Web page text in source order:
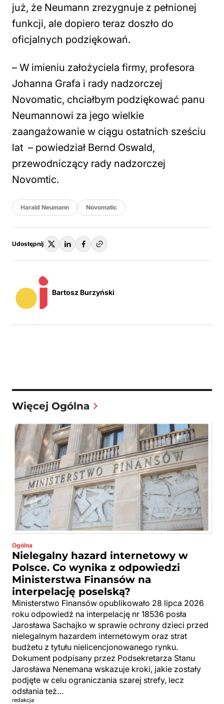
już, że Neumann zrezygnuje z pełnionej
funkcji, ale dopiero teraz doszło do
oficjalnych podziękowań.
– W imieniu założyciela firmy, profesora
Johanna Grafa i rady nadzorczej
Novomatic, chciałbym podziękować panu
Neumannowi za jego wielkie
zaangażowanie w ciągu ostatnich sześciu
lat – powiedział Bernd Oswald,
przewodniczący rady nadzorczej
Novomtic.
Harald Neumann Novomatic
Udostępnij
Bartosz Burzyński
Więcej Ogólna
Ogólna
Nielegalny hazard internetowy w
Polsce. Co wynika z odpowiedzi
Ministerstwa Finansów na
interpelację poselską?
Ministerstwo Finansów opublikowało 28 lipca 2026
roku odpowiedź na interpelację nr 18536 posła
Jarosława Sachajko w sprawie ochrony dzieci przed
nielegalnym hazardem internetowym oraz strat
budżetu z tytułu nielicencjonowanego rynku.
Dokument podpisany przez Podsekretarza Stanu
Jarosława Nenemana wskazuje kroki, jakie zostały
podjęte w celu ograniczania szarej strefy, lecz
odsłania też…
redakcja